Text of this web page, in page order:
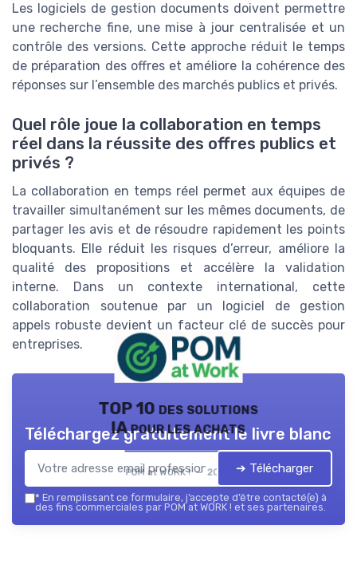
Les logiciels de gestion documents doivent permettre
une recherche fine, une mise à jour centralisée et un
contrôle des versions. Cette approche réduit le temps
de préparation des offres et améliore la cohérence des
réponses sur l’ensemble des marchés publics et privés.
Quel rôle joue la collaboration en temps
réel dans la réussite des offres publics et
privés ?
La collaboration en temps réel permet aux équipes de
travailler simultanément sur les mêmes documents, de
partager les avis et de résoudre rapidement les points
bloquants. Elle réduit les risques d’erreur, améliore la
qualité des propositions et accélère la validation
interne. Dans un contexte international, cette
collaboration soutenue par un logiciel de gestion
appels robuste devient un facteur clé de succès pour
entreprises.
TOP 10 des solutions
IA pour les achats
POM at WORK ! — 2026
Téléchargez gratuitement le livre blanc
➔ Télécharger
* En remplissant ce formulaire, j’accepte d’être contacté(e) à
des fins commerciales par POM at WORK ! et ses partenaires.